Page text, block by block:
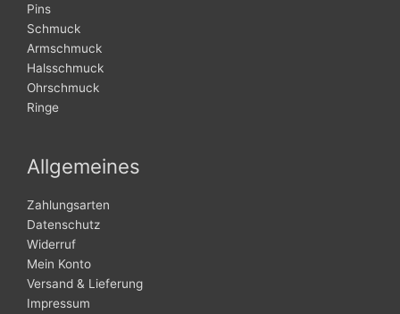
Pins
Schmuck
Armschmuck
Halsschmuck
Ohrschmuck
Ringe
Allgemeines
Zahlungsarten
Datenschutz
Widerruf
Mein Konto
Versand & Lieferung
Impressum